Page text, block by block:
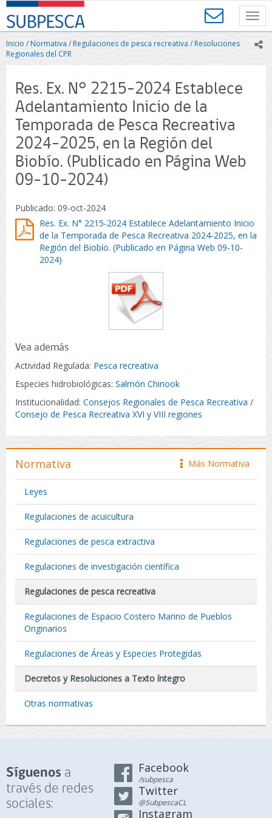
Contenido
principal
SUBPESCA
-
Subsecretaría
de
Acuicultura
Gobierno
Chile
Inicio /Normativa / Regulaciones de pesca recreativa / Resoluciones
Regionales del CPR
Res. Ex. N° 2215-2024 Establece
Adelantamiento Inicio de la
Temporada de Pesca Recreativa
2024-2025, en la Región del
Biobío. (Publicado en Página Web
09-10-2024)
Publicado: 09-oct-2024
Res. Ex. N° 2215-2024 Establece Adelantamiento Inicio
de la Temporada de Pesca Recreativa 2024-2025, en la
Región del Biobío. (Publicado en Página Web 09-10-
2024)
Vea además
Actividad Regulada: Pesca recreativa
Especies hidrobiológicas: Salmón Chinook
Institucionalidad: Consejos Regionales de Pesca Recreativa /
Consejo de Pesca Recreativa XVI y VIII regiones
icono
Más Normativa
Normativa
Leyes
Regulaciones de acuicultura
Regulaciones de pesca extractiva
Regulaciones de investigación científica
Regulaciones de pesca recreativa
Regulaciones de Espacio Costero Marino de Pueblos
Originarios
Regulaciones de Áreas y Especies Protegidas
Decretos y Resoluciones a Texto íntegro
Otras normativas
Síguenos a
través de redes
sociales:
Facebook
/subpesca
Twitter
@SubpescaCL
Instagram